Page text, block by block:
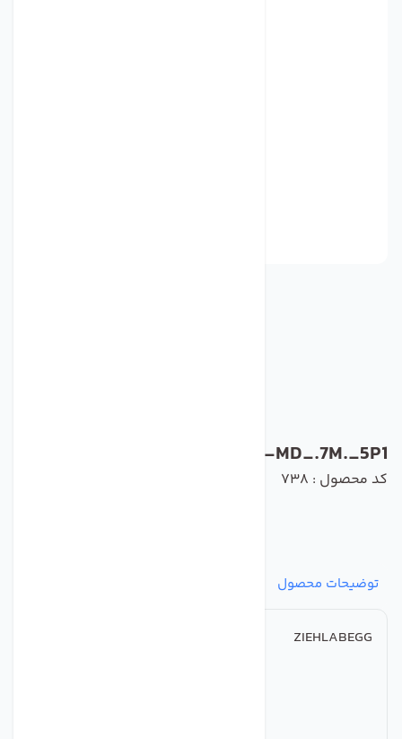
FN100-MD_.7M._5P1
کد محصول : 738
توضیحات محصول
ZIEHLABEGG